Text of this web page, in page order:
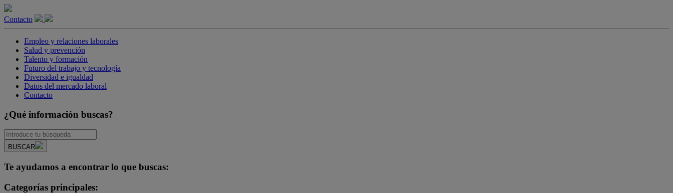
Contacto
Empleo y relaciones laborales
Salud y prevención
Talento y formación
Futuro del trabajo y tecnología
Diversidad e igualdad
Datos del mercado laboral
Contacto
¿Qué información buscas?
BUSCAR
Te ayudamos a encontrar lo que buscas:
Categorías principales: